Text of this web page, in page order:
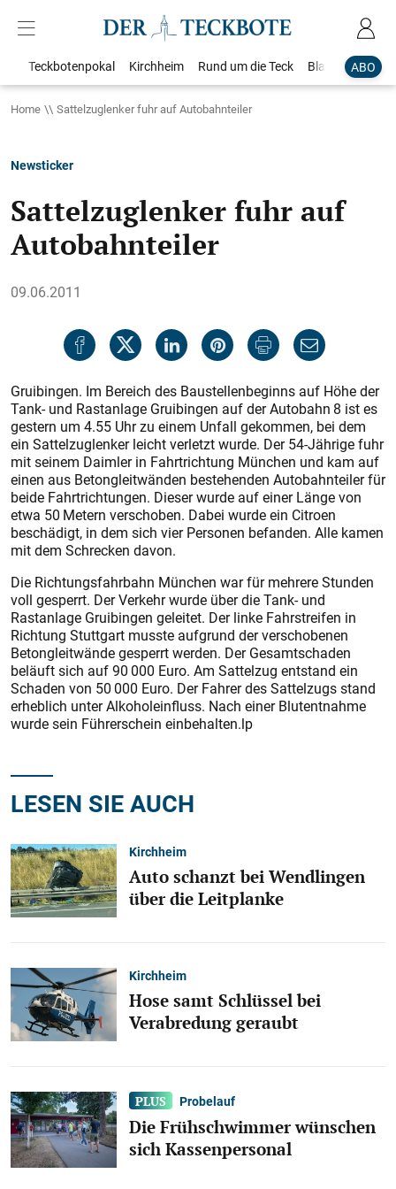
ABO
Teckbotenpokal Kirchheim Rund um die Teck Blaulicht
Home Sattelzuglenker fuhr auf Autobahnteiler
Newsticker
Sattelzuglenker fuhr auf
Autobahnteiler
09.06.2011
Gruibingen. Im Bereich des Baustellenbeginns auf Höhe der
Tank- und Rastanlage Gruibingen auf der Autobahn 8 ist es
gestern um 4.55 Uhr zu einem Unfall gekommen, bei dem
ein Sattelzuglenker leicht verletzt wurde. Der 54-Jährige fuhr
mit seinem Daimler in Fahrtrichtung München und kam auf
einen aus Betongleitwänden bestehenden Autobahnteiler für
beide Fahrtrichtungen. Dieser wurde auf einer Länge von
etwa 50 Metern verschoben. Dabei wurde ein Citroen
beschädigt, in dem sich vier Personen befanden. Alle kamen
mit dem Schrecken davon.
Die Richtungsfahrbahn München war für mehrere Stunden
voll gesperrt. Der Verkehr wurde über die Tank- und
Rastanlage Gruibingen geleitet. Der linke Fahrstreifen in
Richtung Stuttgart musste aufgrund der verschobenen
Betongleitwände gesperrt werden. Der Gesamtschaden
beläuft sich auf 90 000 Euro. Am Sattelzug entstand ein
Schaden von 50 000 Euro. Der Fahrer des Sattelzugs stand
erheblich unter Alkoholeinfluss. Nach einer Blutentnahme
wurde sein Führerschein einbehalten.lp
LESEN SIE AUCH
Kirchheim
Auto schanzt bei Wendlingen
über die Leitplanke
Kirchheim
Hose samt Schlüssel bei
Verabredung geraubt
Probelauf
Die Frühschwimmer wünschen
sich Kassenpersonal